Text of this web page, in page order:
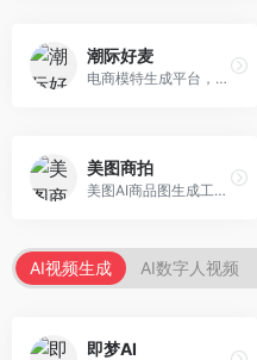
潮际好麦
电商模特生成平台，支持AI虚拟模特创作。面向服装和配饰电商，提供模特试穿、商品展示、营销素材生成等服务，模特形象可定制。
美图商拍
美图AI商品图生成工具，整合美图生态。面向电商卖家，提供商品图美化、模特替换、场景生成等服务，移动端操作便捷。
AI视频生成 AI数字人视频
即梦AI